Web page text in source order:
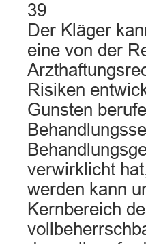
39
Der Kläger
eine von der
Risiken
Gunsten
verwirklicht
werden kann
Kernbereich